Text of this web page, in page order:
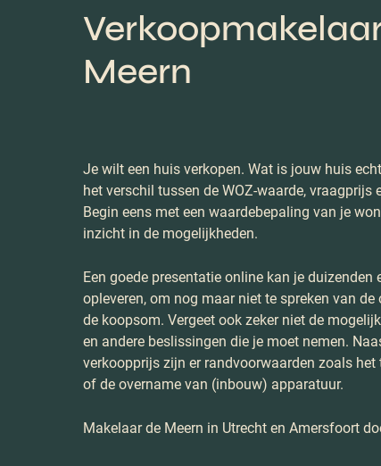
Meern
Je wilt een huis verkopen. Wat is jouw huis
het verschil tussen de WOZ-waarde, vraagprijs
Begin eens met een waardebepaling van je
inzicht in de mogelijkheden.
Een goede presentatie online kan je duizenden
opleveren, om nog maar niet te spreken van
de koopsom. Vergeet ook zeker niet de
en andere beslissingen die je moet nemen.
verkoopprijs zijn er randvoorwaarden zoals
of de overname van (inbouw) apparatuur.
Makelaar de Meern in Utrecht en Amersfoort